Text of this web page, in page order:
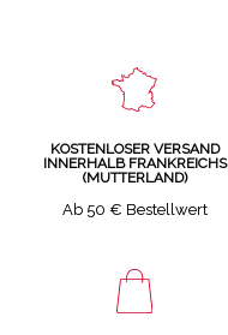
KOSTENLOSER VERSAND
INNERHALB FRANKREICHS
(MUTTERLAND)
Ab 50 € Bestellwert